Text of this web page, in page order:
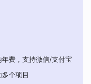
费，支持微信/支付宝
个项目